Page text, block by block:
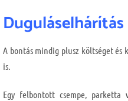
A bontás mindig plusz költséget
is.
Egy felbontott csempe, parketta